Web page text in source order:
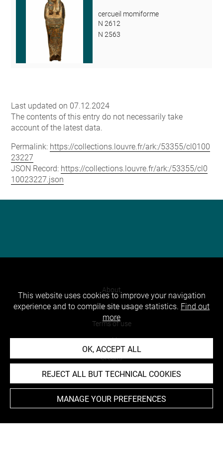
cercueil momiforme
N 2612
N 2563
Last updated on 07.12.2024
The contents of this entry do not necessarily take
account of the latest data.
Permalink: https://collections.louvre.fr/ark:/53355/cl0100
23227
JSON Record: https://collections.louvre.fr/ark:/53355/cl0
10023227.json
About
Contact Us
Terms of use
Cookies
Credits
Accessibility : non compliant
This website uses cookies to improve your navigation
experience and to compile site usage statistics. Find out
more
OK, ACCEPT ALL
REJECT ALL BUT TECHNICAL COOKIES
MANAGE YOUR PREFERENCES